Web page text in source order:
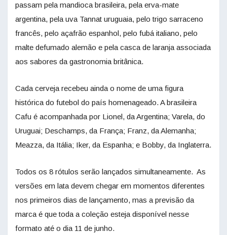
passam pela mandioca brasileira, pela erva-mate
argentina, pela uva Tannat uruguaia, pelo trigo sarraceno
francês, pelo açafrão espanhol, pelo fubá italiano, pelo
malte defumado alemão e pela casca de laranja associada
aos sabores da gastronomia britânica.
Cada cerveja recebeu ainda o nome de uma figura
histórica do futebol do país homenageado. A brasileira
Cafu é acompanhada por Lionel, da Argentina; Varela, do
Uruguai; Deschamps, da França; Franz, da Alemanha;
Meazza, da Itália; Iker, da Espanha; e Bobby, da Inglaterra.
Todos os 8 rótulos serão lançados simultaneamente. As
versões em lata devem chegar em momentos diferentes
nos primeiros dias de lançamento, mas a previsão da
marca é que toda a coleção esteja disponível nesse
formato até o dia 11 de junho.